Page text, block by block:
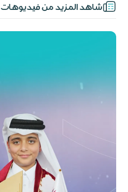
شاهد المزيد من فيديوهات